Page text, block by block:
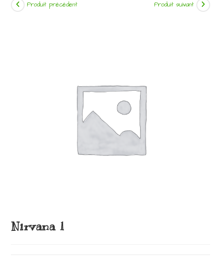
Produit précédent Produit suivant
Nirvana 1